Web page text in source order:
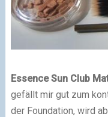
EssenceSun Club
gefällt mir gut zum
der Foundation, wird